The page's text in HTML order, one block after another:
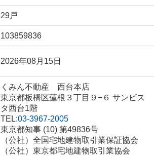
29戸
103859836
2026年08月15日
くみん不動産 西台本店
東京都板橋区蓮根３丁目９−６ サンビス
タ西台1階
TEL:03-3967-2005
東京都知事 (10) 第49836号
（公社）全国宅地建物取引業保証協会
（公社）東京都宅地建物取引業協会